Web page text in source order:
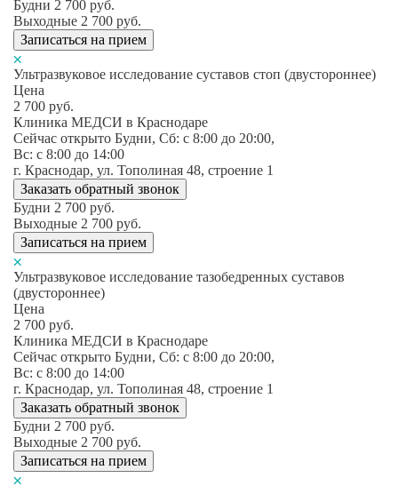
Будни 2 700 руб.
Выходные 2 700 руб.
Записаться на прием
Ультразвуковое исследование суставов стоп (двустороннее)
Цена
2 700 руб.
Клиника МЕДСИ в Краснодаре
Сейчас открыто Будни, Сб: c 8:00 до 20:00,
Вс: c 8:00 до 14:00
г. Краснодар, ул. Тополиная 48, строение 1
Заказать обратный звонок
Будни 2 700 руб.
Выходные 2 700 руб.
Записаться на прием
Ультразвуковое исследование тазобедренных суставов
(двустороннее)
Цена
2 700 руб.
Клиника МЕДСИ в Краснодаре
Сейчас открыто Будни, Сб: c 8:00 до 20:00,
Вс: c 8:00 до 14:00
г. Краснодар, ул. Тополиная 48, строение 1
Заказать обратный звонок
Будни 2 700 руб.
Выходные 2 700 руб.
Записаться на прием